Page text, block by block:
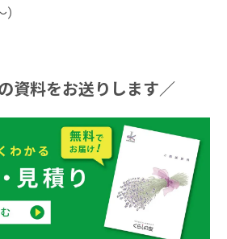
資料をお送りします／